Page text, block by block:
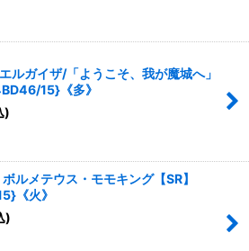
ルガイザ/「ようこそ、我が魔城へ」
15}《多》
)
ルメテウス・モモキング【SR】
《火》
)